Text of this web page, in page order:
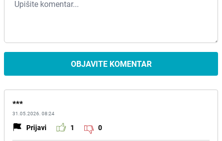
OBJAVITE KOMENTAR
***
31.05.2026. 08:24
Prijavi 1 0